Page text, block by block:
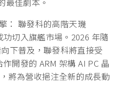
： 聯發科的高階天璣
功切入旗艦市場。2026 年隨
下普及，聯發科將直接受
開發的 ARM 架構 AI PC 晶
將為營收挹注全新的成長動